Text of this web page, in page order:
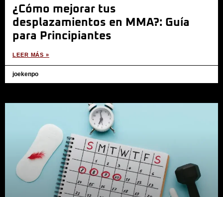
¿Cómo mejorar tus
desplazamientos en MMA?: Guía
para Principiantes
LEER MÁS »
joekenpo